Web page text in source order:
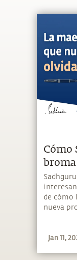
Cómo
de cómo
nueva
Jan 11,